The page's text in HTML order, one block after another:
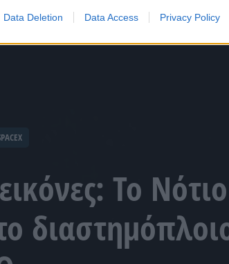
Data Deletion Data Access Privacy Policy
Το